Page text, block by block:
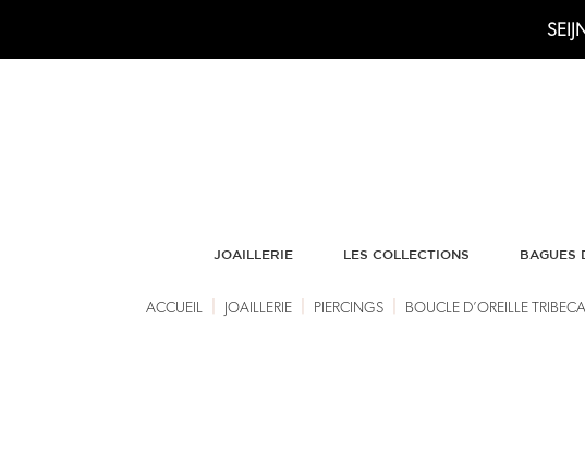
JOAILLERIE LES COLLECTIONS BAGUES
ACCUEIL JOAILLERIE PIERCINGS BOUCLE D’OREILLE TRIBECA